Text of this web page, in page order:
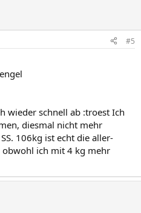
#5
wieder schnell ab :troest Ich
diesmal nicht mehr
106kg ist echt die aller-
obwohl ich mit 4 kg mehr